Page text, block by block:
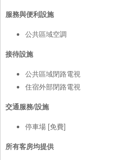
服務與便利設施
公共區域空調
接待設施
公共區域閉路電視
住宿外部閉路電視
交通服務/設施
停車場 [免費]
所有客房均提供